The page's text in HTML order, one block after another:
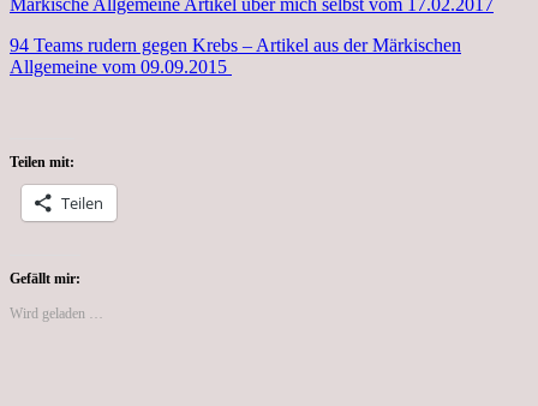
94 Teams rudern gegen Krebs – Artikel aus der Märkischen
Allgemeine vom 09.09.2015
Teilen mit:
Teilen
Gefällt mir:
Wird geladen …